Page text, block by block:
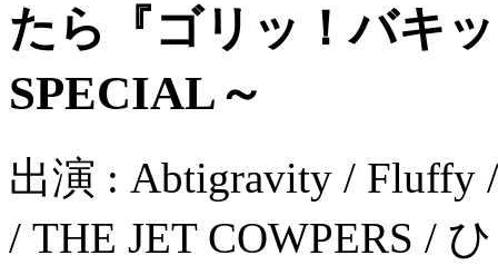
たら『ゴリッ！バキ
SPECIAL～
出演 : Abtigravity /
/ THE JET COWPERS /